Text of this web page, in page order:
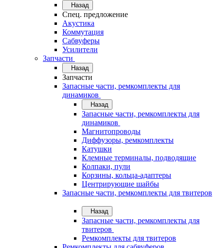
Назад
Спец. предложение
Акустика
Коммутация
Сабвуферы
Усилители
Запчасти
Назад
Запчасти
Запасные части, ремкомплекты для
динамиков
Назад
Запасные части, ремкомплекты для
динамиков
Магнитопроводы
Диффузоры, ремкомплекты
Катушки
Клемные терминалы, подводящие
Колпаки, пули
Корзины, кольца-адаптеры
Центрирующие шайбы
Запасные части, ремкомплекты для твитеров
Назад
Запасные части, ремкомплекты для
твитеров
Ремкомплекты для твитеров